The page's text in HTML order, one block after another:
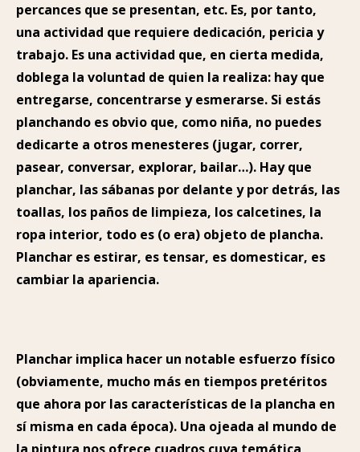
percances que se presentan, etc. Es, por tanto,
una actividad que requiere dedicación, pericia y
trabajo. Es una actividad que, en cierta medida,
doblega la voluntad de quien la realiza: hay que
entregarse, concentrarse y esmerarse. Si estás
planchando es obvio que, como niña, no puedes
dedicarte a otros menesteres (jugar, correr,
pasear, conversar, explorar, bailar…). Hay que
planchar, las sábanas por delante y por detrás, las
toallas, los paños de limpieza, los calcetines, la
ropa interior, todo es (o era) objeto de plancha.
Planchar es estirar, es tensar, es domesticar, es
cambiar la apariencia.
Planchar implica hacer un notable esfuerzo físico
(obviamente, mucho más en tiempos pretéritos
que ahora por las características de la plancha en
sí misma en cada época). Una ojeada al mundo de